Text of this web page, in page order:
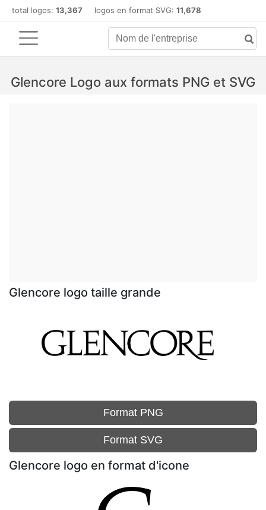
total logos: 13,367 logos en format SVG: 11,678
Glencore Logo aux formats PNG et SVG
Glencore logo taille grande
Format PNG
Format SVG
Glencore logo en format d'icone